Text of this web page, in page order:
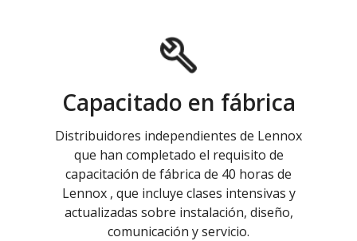
Capacitado en fábrica
Distribuidores independientes de Lennox
que han completado el requisito de
capacitación de fábrica de 40 horas de
Lennox , que incluye clases intensivas y
actualizadas sobre instalación, diseño,
comunicación y servicio.